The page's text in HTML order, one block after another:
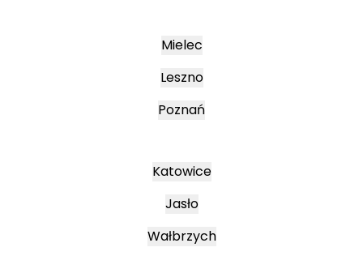
Mielec
Leszno
Poznań
Katowice
Jasło
Wałbrzych